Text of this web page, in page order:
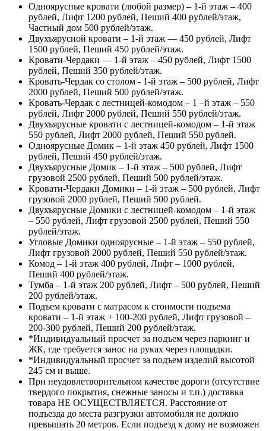
Одноярусные кровати (любой размер) – 1-й этаж – 400
рублей, Лифт 1200 рублей, Пеший 400 рублей/этаж,
Частный дом 500 рублей/этаж.
Двухъярусной кровати – 1-й этаж — 450 рублей, Лифт
1500 рублей, Пеший 450 рублей/этаж.
Кровати-Чердаки — 1-й этаж – 450 рублей, Лифт 1500
рублей, Пеший 350 рублей/этаж.
Кровать-Чердак со столом - 1-й этаж – 500 рублей, Лифт
2000 рублей, Пеший 500 рублей/этаж.
Кровать-Чердак с лестницей-комодом – 1 –й этаж – 550
рублей, Лифт 2000 рублей, Пеший 550 рублей/этаж.
Двухъярусные кровати с лестницей-комодом – 1-й этаж
550 рублей, Лифт 2000 рублей, Пеший 550 рублей.
Одноярусные Домик – 1-й этаж 450 рублей, Лифт 1500
рублей, Пеший 450 рублей/этаж.
Двухъярусные Домик – 1-й этаж – 500 рублей, Лифт
грузовой 2500 рублей, Пеший 500 рублей/этаж.
Кровати-Чердаки Домики – 1-й этаж – 500 рублей, Лифт
грузовой 2000 рублей, Пеший 500 рублей.
Двухъярусные Домики с лестницей-комодом – 1-й этаж
– 550 рублей, Лифт грузовой 2500 рублей, Пеший 550
рублей/этаж.
Угловые Домики одноярусные – 1-й этаж – 550 рублей,
Лифт грузовой 2000 рублей, Пеший 550 рублей/этаж.
Комод – 1-й этаж 400 рублей, Лифт – 1000 рублей,
Пеший 400 рублей/этаж.
Тумба – 1-й этаж 200 рублей, Лифт – 500 рублей, Пеший
200 рублей/этаж.
Подъем кровати с матрасом к стоимости подъема
кровати – 1-й этаж + 100-200 рублей, Лифт грузовой –
200-300 рублей, Пеший 200 рублей/этаж.
*Индивидуальный просчет за подъем через паркинг и
ЖК, где требуется занос на руках через площадки.
*Индивидуальный просчет за подъем изделий высотой
245 см и выше.
При неудовлетворительном качестве дороги (отсутствие
твердого покрытия, снежные заносы и т.п.) доставка
товара НЕ ОСУЩЕСТВЛЯЕТСЯ. Расстояние от
подъезда до места разгрузки автомобиля не должно
превышать 20 метров. Если подъезд к дому не возможен